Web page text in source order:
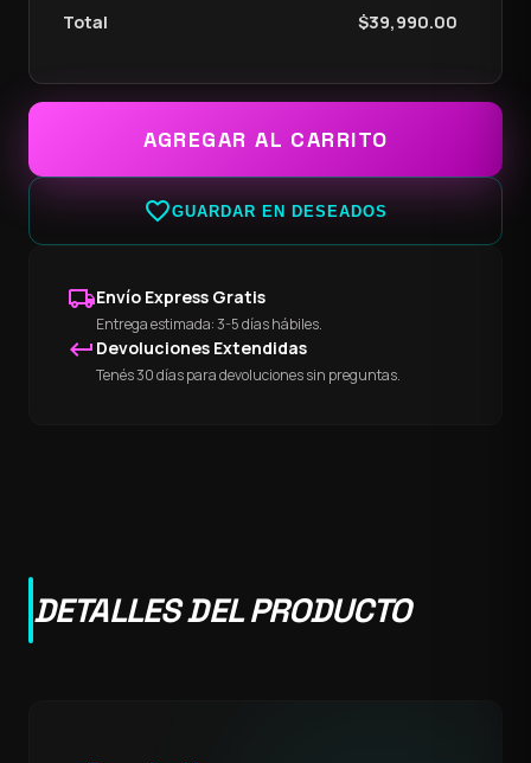
Total $39,990.00
AGREGAR AL CARRITO
favorite_borderGUARDAR EN DESEADOS
local_shippingEnvío Express Gratis
Entrega estimada: 3-5 días hábiles.
keyboard_return Devoluciones Extendidas
Tenés 30 días para devoluciones sin preguntas.
DETALLES DEL PRODUCTO